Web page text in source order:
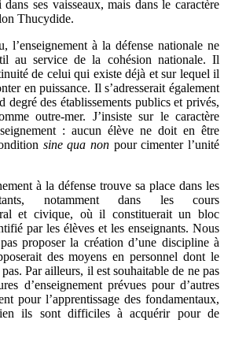
dans ses vaisseaux, mais dans le caractère
Thucydide.
l’enseignement à la défense nationale ne
au service de la cohésion nationale. Il
de celui qui existe déjà et sur lequel il
en puissance. Il s’adresserait également
degré des établissements publics et privés,
outre-mer. J’insiste sur le caractère
: aucun élève ne doit en être
sine qua non pour cimenter l’unité
à la défense trouve sa place dans les
notamment dans les cours
et civique, où il constituerait un bloc
par les élèves et les enseignants. Nous
proposer la création d’une discipline à
des moyens en personnel dont le
Par ailleurs, il est souhaitable de ne pas
d’enseignement prévues pour d’autres
pour l’apprentissage des fondamentaux,
ils sont difficiles à acquérir pour de